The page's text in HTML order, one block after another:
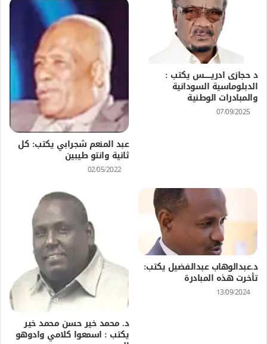
د حجازى ادريــــــــس يكتب :
الدبلوماسية السودانية
والمبادرات الوطنية
07/09/2025
عبد المنعم شجرابي يكتب: كل
ثانية وانتو طيبين
02/05/2022
د.عبدالوهاب عبدالفضيل يكتب:
تأخرت هذه المبادرة
13/09/2024
د. محمد خير حسن محمد خير
يكتب : اسمعوا كلامي وادوهو